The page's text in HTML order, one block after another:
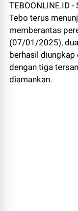
TEBOONLINE.ID
Tebo terus
memberantas
(07/01/2025),
berhasil diungkap
dengan tiga
diamankan.